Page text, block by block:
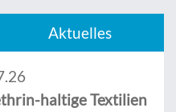
Aktuelles
haltige Textilien